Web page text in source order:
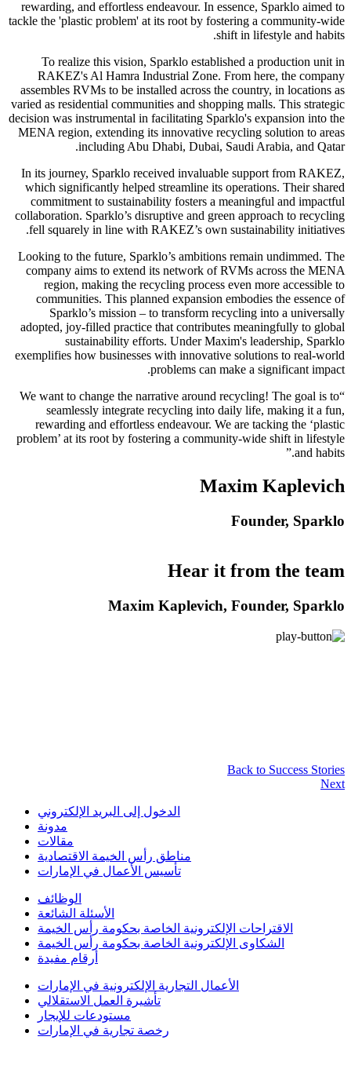
rewarding, and effortless endeavour. In essence, Sparklo aimed to
tackle the 'plastic problem' at its root by fostering a community-wide
shift in lifestyle and habits.
To realize this vision, Sparklo established a production unit in
RAKEZ's Al Hamra Industrial Zone. From here, the company
assembles RVMs to be installed across the country, in locations as
varied as residential communities and shopping malls. This strategic
decision was instrumental in facilitating Sparklo's expansion into the
MENA region, extending its innovative recycling solution to areas
including Abu Dhabi, Dubai, Saudi Arabia, and Qatar.
In its journey, Sparklo received invaluable support from RAKEZ,
which significantly helped streamline its operations. Their shared
commitment to sustainability fosters a meaningful and impactful
collaboration. Sparklo’s disruptive and green approach to recycling
fell squarely in line with RAKEZ’s own sustainability initiatives.
Looking to the future, Sparklo’s ambitions remain undimmed. The
company aims to extend its network of RVMs across the MENA
region, making the recycling process even more accessible to
communities. This planned expansion embodies the essence of
Sparklo’s mission – to transform recycling into a universally
adopted, joy-filled practice that contributes meaningfully to global
sustainability efforts. Under Maxim's leadership, Sparklo
exemplifies how businesses with innovative solutions to real-world
problems can make a significant impact.
“We want to change the narrative around recycling! The goal is to
seamlessly integrate recycling into daily life, making it a fun,
rewarding and effortless endeavour. We are tacking the ‘plastic
problem’ at its root by fostering a community-wide shift in lifestyle
and habits.”
Maxim Kaplevich
Founder, Sparklo
Hear it from the team
Maxim Kaplevich, Founder, Sparklo
Back to Success Stories
Next
الدخول إلى البريد الإلكتروني
مدونة
مقالات
مناطق رأس الخيمة الاقتصادية
تأسيس الأعمال في الإمارات
الوظائف
الأسئلة الشائعة
الاقتراحات الإلكترونية الخاصة بحكومة رأس الخيمة
الشكاوى الإلكترونية الخاصة بحكومة رأس الخيمة
أرقام مفيدة
الأعمال التجارية الإلكترونية في الإمارات
تأشيرة العمل الاستقلالي
مستودعات للإيجار
رخصة تجارية في الإمارات